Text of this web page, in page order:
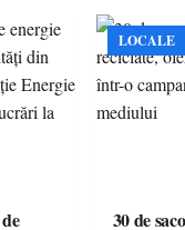
LOCALE
30 de